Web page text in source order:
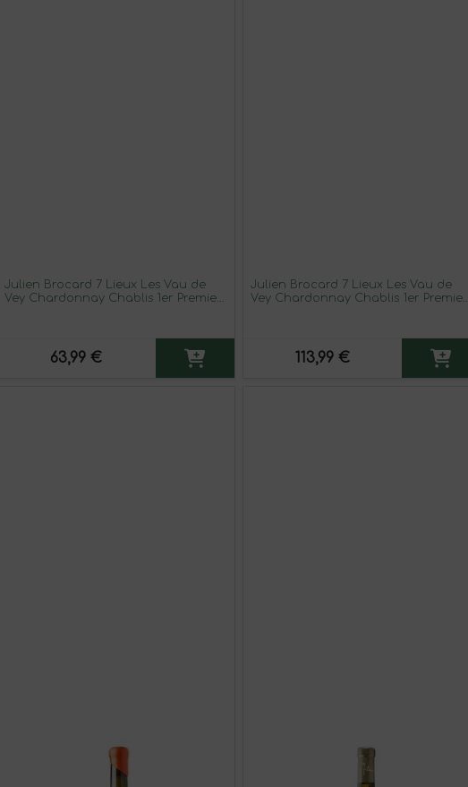
Julien Brocard 7 Lieux Les Vau de
Vey Chardonnay Chablis 1er Premier
63,99 €
Julien Brocard 7 Lieux Les Vau de
Vey Chardonnay Chablis 1er Premier
113,99 €